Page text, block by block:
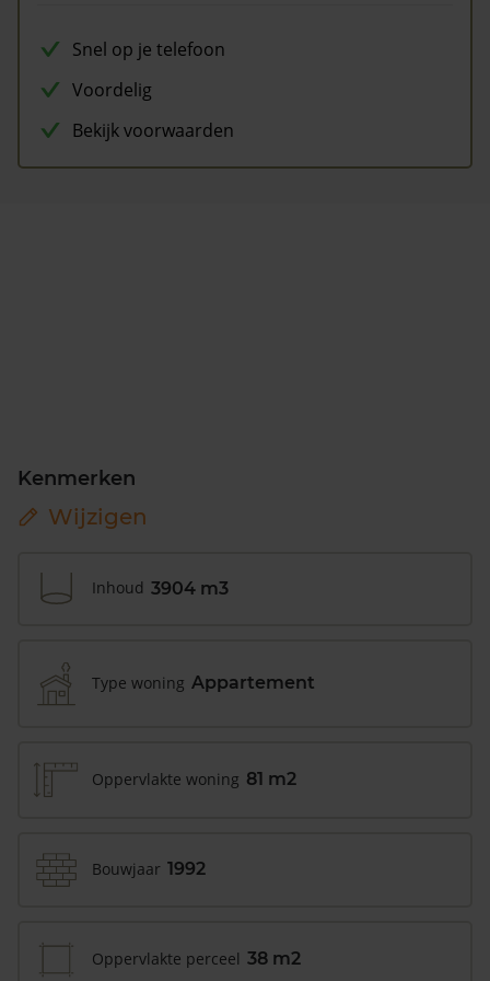
Snel op je telefoon
Voordelig
Bekijk voorwaarden
Kenmerken
Wijzigen
Inhoud 3904 m3
Type woning Appartement
Oppervlakte woning 81 m2
Bouwjaar 1992
Oppervlakte perceel 38 m2